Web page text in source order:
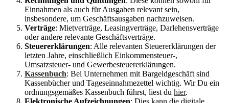
Einnahmen als auch für Ausgaben relevant sein,
insbesondere, um Geschäftsausgaben nachzuweisen.
Verträge: Mietverträge, Leasingverträge, Darlehensverträge
oder andere relevante Geschäftsverträge.
Steuererklärungen: Alle relevanten Steuererklärungen der
letzten Jahre, einschließlich Einkommensteuer-,
Umsatzsteuer- und Gewerbesteuererklärungen.
Kassenbuch: Bei Unternehmen mit Bargeldgeschäft sind
Kassenbücher und Tageseinnahmezettel wichtig. Wir Du ein
ordnungsgemäßes Kassenbuch führst, liest du hier.